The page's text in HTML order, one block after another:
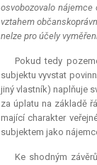
osvobozovalo
vztahem
nelze pro účely
Pokud tedy
subjektu vyvstat
jiný vlastník) naplňuje
za úplatu na základě
mající charakter
subjektem jako
Ke shodným